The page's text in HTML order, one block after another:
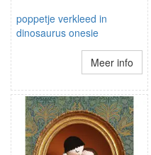
poppetje verkleed in
dinosaurus onesie
Meer info